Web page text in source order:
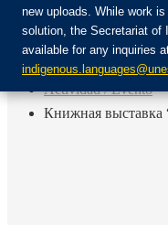
Login
EN
FR
RU
Inicio
Actividad / Evento
Книжная выставка
new uploads. While work
solution, the Secretariat of
available for any inquiries